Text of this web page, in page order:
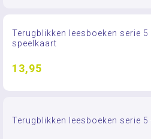
Terugblikken leesboeken serie 5
speelkaart
13,95
Terugblikken leesboeken serie 5